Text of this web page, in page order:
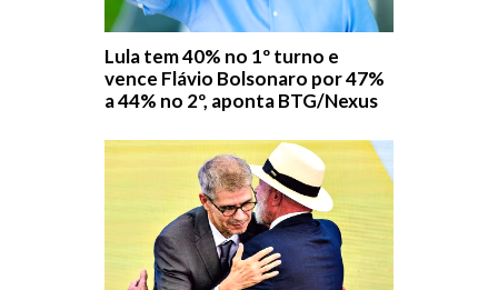
Lula tem 40% no 1º turno e
vence Flávio Bolsonaro por 47%
a 44% no 2º, aponta BTG/Nexus